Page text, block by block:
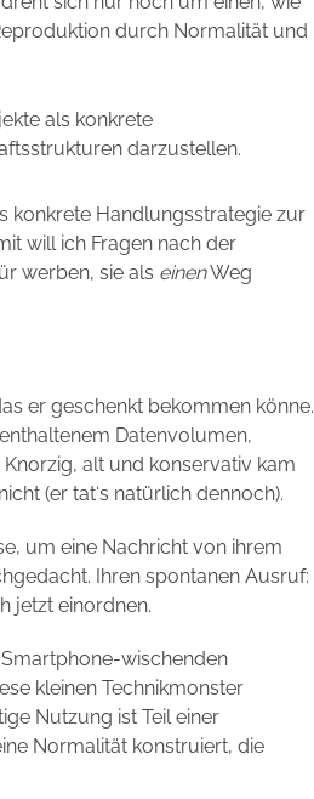
durch Normalität und
als konkrete
darzustellen.
konkrete Handlungsstrategie zur
will ich Fragen nach der
werben, sie als einenWeg
er geschenkt bekommen könne.
Datenvolumen,
alt und konservativ kam
(er tat‘s natürlich dennoch).
um eine Nachricht von ihrem
Ihren spontanen Ausruf:
jetzt einordnen.
wischenden
kleinen Technikmonster
Nutzung ist Teil einer
Normalität konstruiert, die